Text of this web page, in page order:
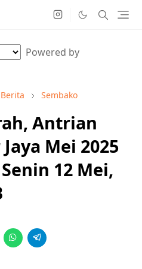
Powered by
Berita Sembako
Antrian
Jaya Mei 2025
12 Mei,